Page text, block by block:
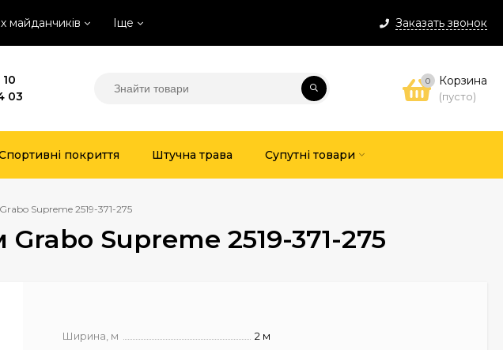
Заказать звонок
майданчиків Іще
03
0 Корзина
(пусто)
покриття Штучна трава Супутні товари
Supreme 2519-371-275
Supreme 2519-371-275
Ширина, м
2 м